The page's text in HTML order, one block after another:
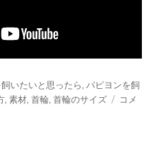
いたいと思ったら, パピヨンを飼
,素材,首輪,首輪のサイズ
首
コメ